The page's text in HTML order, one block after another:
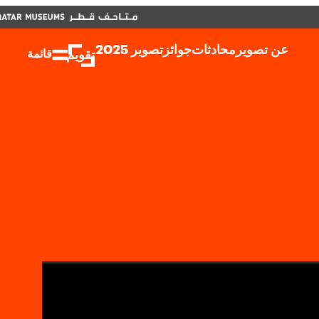
عن تصوير محادثاتجوائزتصوير 2025 تقويم قائمة
تقويمENGLISH
أغلق